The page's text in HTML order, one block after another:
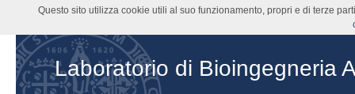
Laboratorio di Bioingegneria
Questo sito utilizza cookie utili al suo funzionamento, propri e di terze